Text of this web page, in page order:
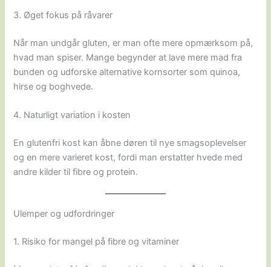
3. Øget fokus på råvarer
Når man undgår gluten, er man ofte mere opmærksom på,
hvad man spiser. Mange begynder at lave mere mad fra
bunden og udforske alternative kornsorter som quinoa,
hirse og boghvede.
4. Naturligt variation i kosten
En glutenfri kost kan åbne døren til nye smagsoplevelser
og en mere varieret kost, fordi man erstatter hvede med
andre kilder til fibre og protein.
Ulemper og udfordringer
1. Risiko for mangel på fibre og vitaminer